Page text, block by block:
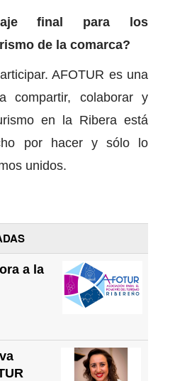
final para los
de la comarca?
AFOTUR es una
compartir, colaborar y
en la Ribera está
por hacer y sólo lo
unidos.
a la